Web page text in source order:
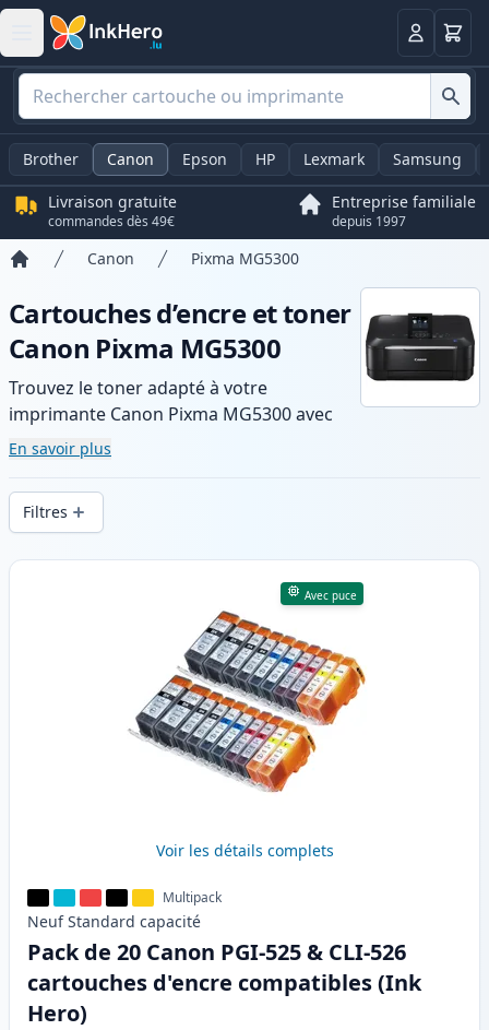
Panier
Brother Canon Epson HP Lexmark Samsung
Livraison gratuite
commandes dès 49€
Entreprise familiale
depuis 1997
Canon Pixma MG5300
Cartouches d’encre et toner
Canon Pixma MG5300
Trouvez le toner adapté à votre
imprimante Canon Pixma MG5300 avec
notre gamme de cartouches compatibles
et haute capacité. Profitez d’une qualité
d’impression constante et d’une livraison
rapide depuis un stock local en .
En savoir plus
Filtres
Produits
Avec puce
Voir les détails complets
Multipack
Neuf Standard capacité
Pack de 20 Canon PGI-525 & CLI-526
cartouches d'encre compatibles (Ink
Hero)